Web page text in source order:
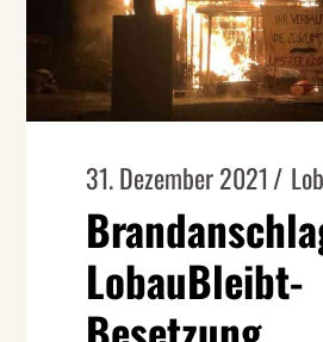
31. Dezember 2021
LobauBleibt-